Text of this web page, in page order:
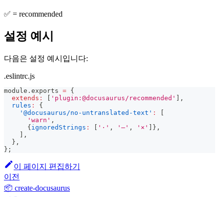
✅ = recommended
설정 예시
다음은 설정 예시입니다:
.eslintrc.js
module . exports = {
extends : 'plugin:@docusaurus/recommended'
,
rules :
{
'@docusaurus/no-untranslated-text' :
'warn' ,
{ ignoredStrings : '·' , '—' , '×' } ,
,
} ,
} ;
이 페이지 편집하기
이전
📦 create-docusaurus